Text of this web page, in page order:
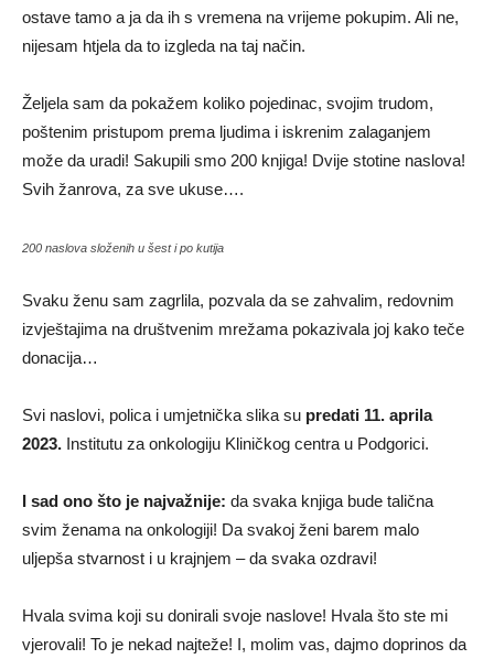
ostave tamo a ja da ih s vremena na vrijeme pokupim. Ali ne,
nijesam htjela da to izgleda na taj način.
Željela sam da pokažem koliko pojedinac, svojim trudom,
poštenim pristupom prema ljudima i iskrenim zalaganjem
može da uradi! Sakupili smo 200 knjiga! Dvije stotine naslova!
Svih žanrova, za sve ukuse….
200 naslova složenih u šest i po kutija
Svaku ženu sam zagrlila, pozvala da se zahvalim, redovnim
izvještajima na društvenim mrežama pokazivala joj kako teče
donacija…
Svi naslovi, polica i umjetnička slika su predati 11. aprila
2023. Institutu za onkologiju Kliničkog centra u Podgorici.
I sad ono što je najvažnije: da svaka knjiga bude talična
svim ženama na onkologiji! Da svakoj ženi barem malo
uljepša stvarnost i u krajnjem – da svaka ozdravi!
Hvala svima koji su donirali svoje naslove! Hvala što ste mi
vjerovali! To je nekad najteže! I, molim vas, dajmo doprinos da